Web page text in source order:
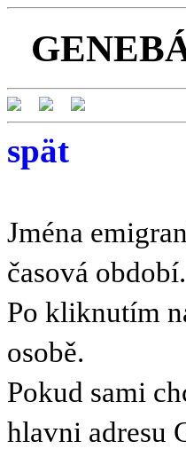
spät
Jména
časová období.
Po kliknutím
osobě.
Pokud sami
hlavni adresu